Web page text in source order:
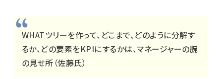
WHATツリーを作って、どこまで、どのように分解す
るか、どの要素をKPIにするかは、マネージャーの腕
の見せ所（佐藤氏）